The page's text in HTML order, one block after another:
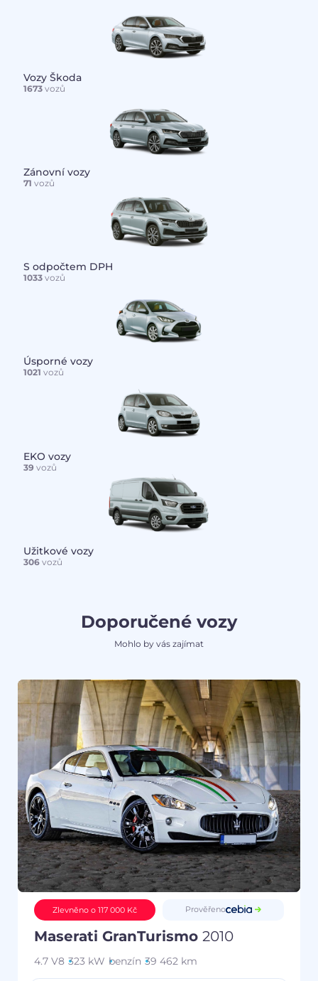
Vozy Škoda
1673vozů
Zánovní vozy
71 vozů
S odpočtem DPH
1033vozů
Úsporné vozy
1021 vozů
EKO vozy
39 vozů
Užitkové vozy
306vozů
Doporučené vozy
Mohlo by vás zajímat
Zlevněno o 117 000 Kč Prověřeno
Maserati GranTurismo 2010
4.7 V8 323 kW benzín 39 462 km